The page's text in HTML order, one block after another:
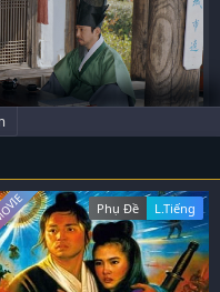
Phụ Đề L.Tiếng